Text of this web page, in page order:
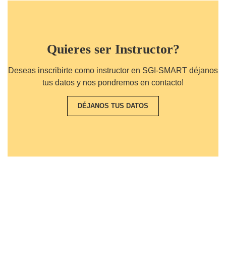
Quieres ser Instructor?
Deseas inscribirte como instructor en SGI-SMART déjanos
tus datos y nos pondremos en contacto!
DÉJANOS TUS DATOS